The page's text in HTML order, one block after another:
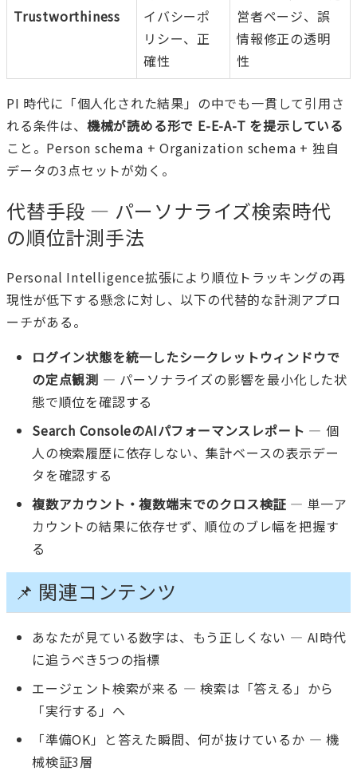
Trustworthiness
イバシーポ
リシー、正
確性
営者ページ、誤
情報修正の透明
性
PI 時代に「個人化された結果」の中でも一貫して引用さ
れる条件は、 機械が読める形で E-E-A-T を提示している
こと。Person schema + Organization schema + 独自
データの3点セットが効く。
代替手段 — パーソナライズ検索時代
の順位計測手法
Personal Intelligence拡張により順位トラッキングの再
現性が低下する懸念に対し、以下の代替的な計測アプロ
ーチがある。
ログイン状態を統一したシークレットウィンドウで
の定点観測 — パーソナライズの影響を最小化した状
態で順位を確認する
Search ConsoleのAIパフォーマンスレポート — 個
人の検索履歴に依存しない、集計ベースの表示デー
タを確認する
複数アカウント・複数端末でのクロス検証 — 単一ア
カウントの結果に依存せず、順位のブレ幅を把握す
る
📌 関連コンテンツ
あなたが見ている数字は、もう正しくない — AI時代
に追うべき5つの指標
エージェント検索が来る — 検索は「答える」から
「実行する」へ
「準備OK」と答えた瞬間、何が抜けているか — 機
械検証3層